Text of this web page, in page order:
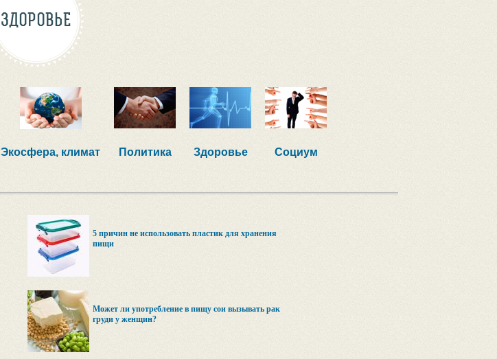
ЗДОРОВЬЕ
Экосфера, климат Политика Здоровье Социум
5 причин не использовать пластик для хранения
пищи
Может ли употребление в пищу сои вызывать рак
груди у женщин?